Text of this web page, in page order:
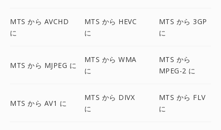
MTS から AVCHD
に
MTS から HEVC
に
MTS から 3GP
に
MTS から MJPEG に
MTS から WMA
に
MTS から
MPEG-2 に
MTS から AV1 に
MTS から DIVX
に
MTS から FLV
に